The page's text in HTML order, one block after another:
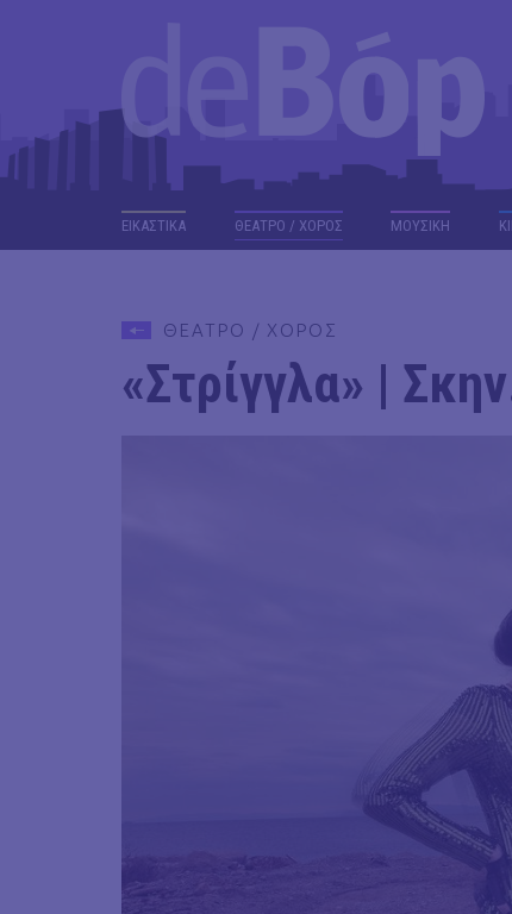
ΕΙΚΑΣΤΙΚΑ ΘΕΑΤΡΟ / ΧΟΡΟΣ ΜΟΥΣΙΚΗ
ΘΕΑΤΡΟ / ΧΟΡΟΣ
«Στρίγγλα» |